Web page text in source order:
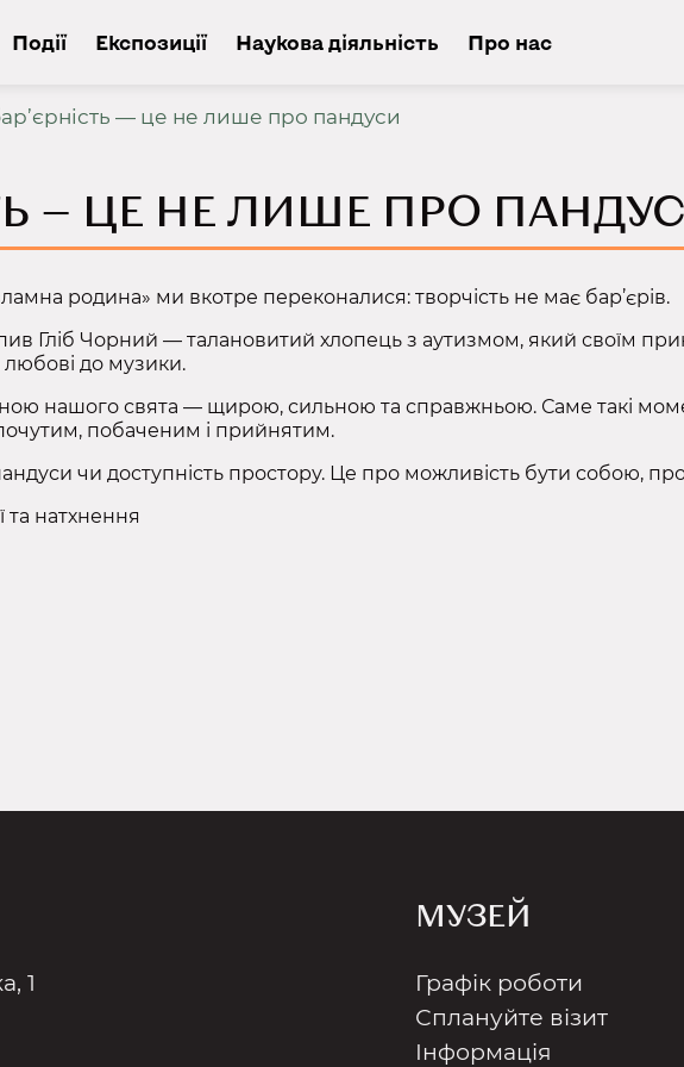
Події Експозиції Наукова діяльність Про нас
— це не лише про пандуси
— ЦЕ НЕ ЛИШЕ ПРО
родина» ми вкотре переконалися: творчість не має бар’єрів.
Гліб Чорний — талановитий хлопець з аутизмом, який своїм
до музики.
нашого свята — щирою, сильною та справжньою. Саме такі
побаченим і прийнятим.
чи доступність простору. Це про можливість бути собою,
та натхнення
1
МУЗЕЙ
Графік роботи
Сплануйте візит
Інформація